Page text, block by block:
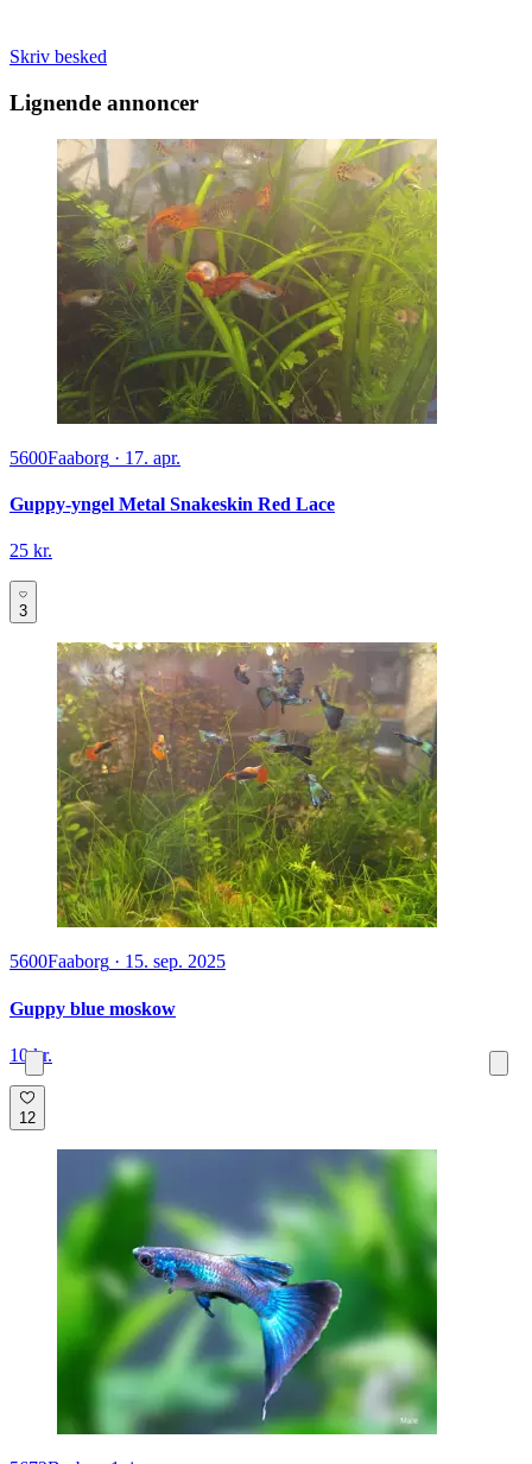
Skriv besked
Lignende annoncer
5600Faaborg · 17. apr.
Guppy-yngel Metal Snakeskin Red Lace
25 kr.
3
5600Faaborg · 15. sep. 2025
Guppy blue moskow
10 kr.
12